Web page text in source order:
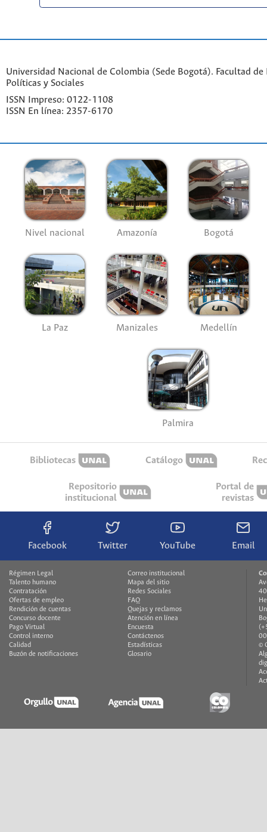
Universidad Nacional de Colombia (Sede Bogotá). Facultad de
Políticas y Sociales
ISSN Impreso: 0122-1108
ISSN En línea: 2357-6170
Nivel nacional Amazonía Bogotá
La Paz Manizales Medellín
Palmira
Bibliotecas Catálogo
Repositorio
institucional
Portal de
revistas
Facebook Twitter YouTube Email
Régimen Legal
Talento humano
Contratación
Ofertas de empleo
Rendición de cuentas
Concurso docente
Pago Virtual
Control interno
Calidad
Buzón de notificaciones
Correo institucional
Mapa del sitio
Redes Sociales
FAQ
Quejas y reclamos
Atención en línea
Encuesta
Contáctenos
Estadísticas
Glosario
©